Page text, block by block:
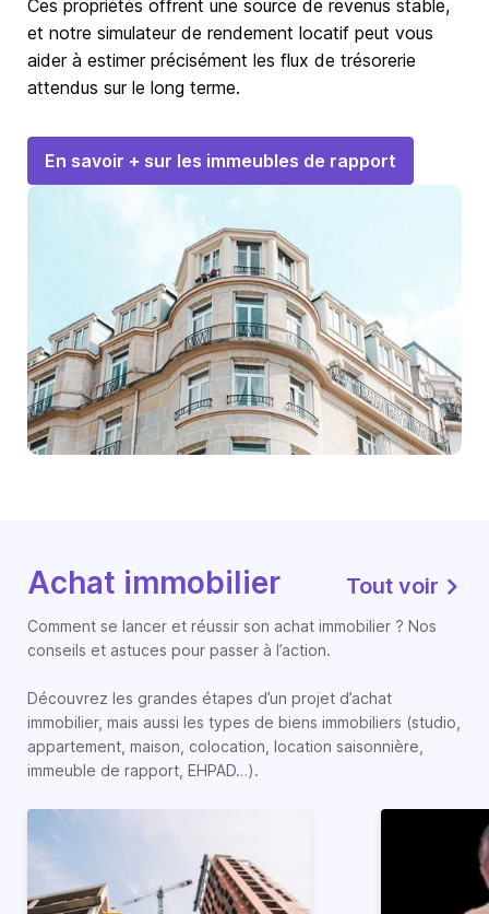
Ces propriétés offrent une source de revenus stable,
et notre simulateur de rendement locatif peut vous
aider à estimer précisément les flux de trésorerie
attendus sur le long terme.
En savoir + sur les immeubles de rapport
Achat immobilier Tout voir
Comment se lancer et réussir son achat immobilier ? Nos
conseils et astuces pour passer à l’action.
Découvrez les grandes étapes d’un projet d’achat
immobilier, mais aussi les types de biens immobiliers (studio,
appartement, maison, colocation, location saisonnière,
immeuble de rapport, EHPAD…).